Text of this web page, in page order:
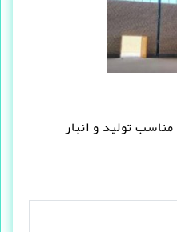
تولید و انبار –